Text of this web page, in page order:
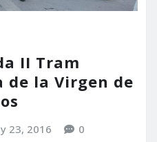
II Tram
la Virgen de
23, 2016 0